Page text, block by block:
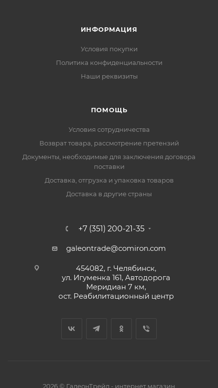
ИНФОРМАЦИЯ
Условия покупки
Политика конфиденциальности
Наши реквизиты
ПОМОЩЬ
Условия сотрудничества
Возврат товара, рассмотрение претензий
Документы, необходимые для заключения договора
поставки
Доставка, отгрузка и упаковка товаров
Доставка в другие страны
+7 (351) 200-21-35
galeontrade@comiron.com
454082, г. Челябинск,
ул. Игуменка 161, Автодорога
Меридиан 7 км,
ост. Реабилитационный центр
2026 © ГалеонТрейд - интернет магазин